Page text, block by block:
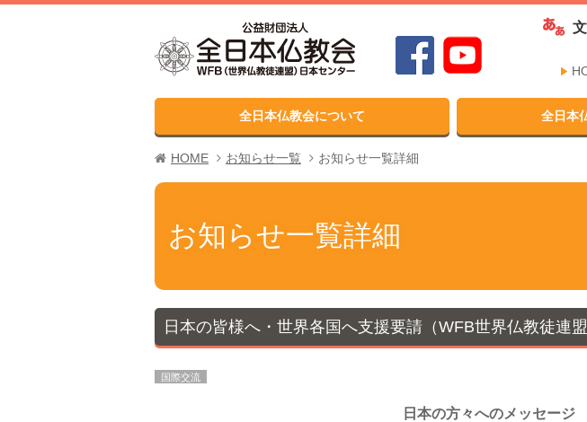
全日本仏教会について 全日本
HOME お知らせ一覧 お知らせ一覧詳細
お知らせ一覧詳細
日本の皆様へ・世界各国へ支援要請（WFB世界仏教徒連盟
国際交流
日本の方々へのメッセージ